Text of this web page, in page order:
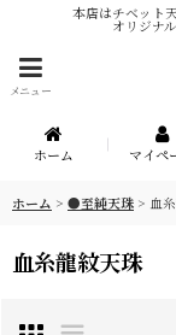
本店はチベット
オリジナ
メニュー
ホーム マイペ
ホーム > ●至純天珠 > 血
血糸龍紋天珠